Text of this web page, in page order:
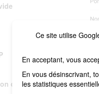
Ce site utilise
En acceptant, vous
En vous désinscrivant,
les statistiques
défini